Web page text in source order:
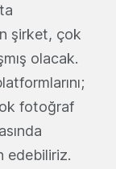
şirket, çok
olacak.
fotoğraf
edebiliriz.